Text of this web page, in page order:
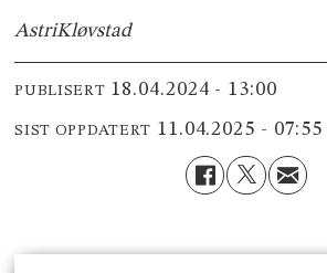
AstriKløvstad
PUBLISERT 18.04.2024 - 13:00
SIST OPPDATERT 11.04.2025 - 07:55